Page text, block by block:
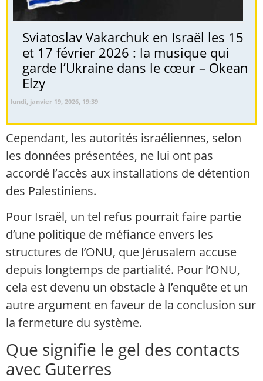
Sviatoslav Vakarchuk en Israël les 15
et 17 février 2026 : la musique qui
garde l’Ukraine dans le cœur – Okean
Elzy
lundi, janvier 19, 2026, 19:39
Cependant, les autorités israéliennes, selon
les données présentées, ne lui ont pas
accordé l’accès aux installations de détention
des Palestiniens.
Pour Israël, un tel refus pourrait faire partie
d’une politique de méfiance envers les
structures de l’ONU, que Jérusalem accuse
depuis longtemps de partialité. Pour l’ONU,
cela est devenu un obstacle à l’enquête et un
autre argument en faveur de la conclusion sur
la fermeture du système.
Que signifie le gel des contacts
avec Guterres